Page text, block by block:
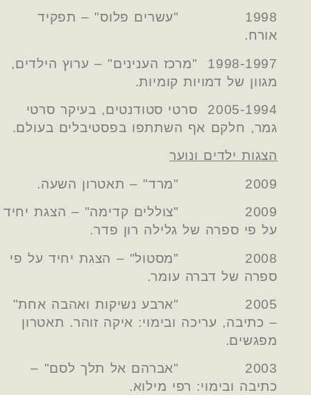
1998 "עשרים פלוס" – תפקיד
אורח.
1998-1997 "מרכז הענינים" – ערוץ הילדים,
מגוון של דמויות קומיות.
2005-1994 סרטי סטודנטים, בעיקר סרטי
גמר, חלקם אף השתתפו בפסטיבלים בעולם.
הצגות ילדים ונוער
2009 "מרד" – תאטרון השעה.
2009 "צוללים קדימה" – הצגת יחיד
על פי ספרה של גלילה רון פדר.
2008 "מסטול" – הצגת יחיד על פי
ספרה של דברה עומר.
2005 "ארבע נשיקות ואהבה אחת"
– כתיבה, עריכה ובימוי: איקה זוהר. תאטרון
מפגשים.
2003 "אברהם אל תלך לסם" –
כתיבה ובימוי: רפי מילוא.